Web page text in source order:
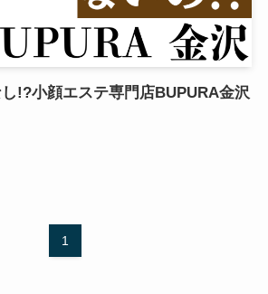
!?小顔エステ専門店BUPURA金沢
1